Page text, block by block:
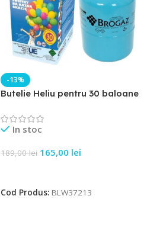
-13%
Butelie Heliu pentru 30 baloane
In stoc
189,00lei 165,00 lei
Cod Produs: BLW37213